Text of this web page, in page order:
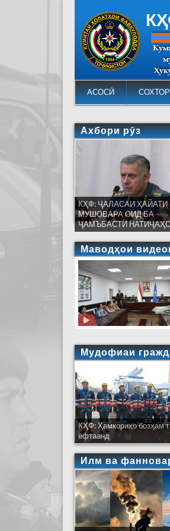
АСОСӢ СОХТОР
Ахбори рӯз
КҲФ: ҶАЛАСАИ ҲАЙАТИ
МУШОВАРА ОИД БА
ҶАМЪБАСТИ
Маводҳои
Мудофиаи
КҲФ: Ҳамкориҳо бозҳам
ёфтаанд
Илм ва